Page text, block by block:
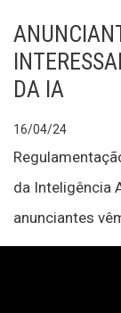
DA IA
16/04/24
da Inteligência
anunciantes